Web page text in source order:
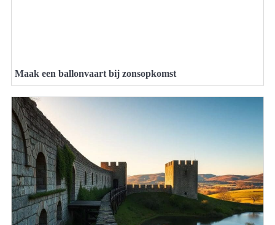
Maak een ballonvaart bij zonsopkomst